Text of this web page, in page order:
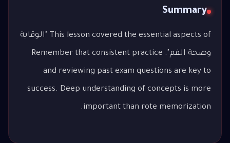
Summary
This lesson covered the essential aspects of "الوقاية
وصحة الفم". Remember that consistent practice
and reviewing past exam questions are key to
success. Deep understanding of concepts is more
important than rote memorization.